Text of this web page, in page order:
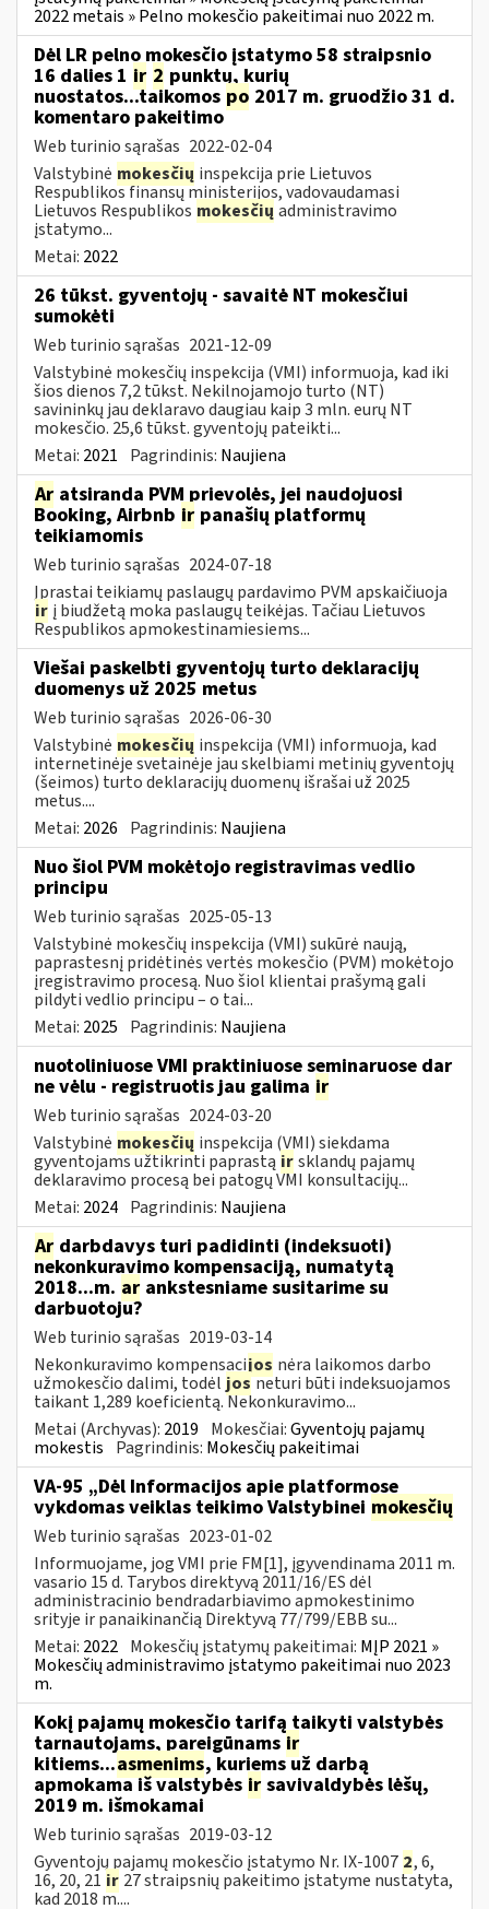
2022 metais » Pelno mokesčio pakeitimai nuo 2022 m.
Dėl LR pelno mokesčio įstatymo 58 straipsnio
16 dalies 1 ir 2 punktų, kurių
nuostatos...taikomos po 2017 m. gruodžio 31 d.
komentaro pakeitimo
Web turinio sąrašas 2022-02-04
Valstybinė mokesčių inspekcija prie Lietuvos
Respublikos finansų ministerijos, vadovaudamasi
Lietuvos Respublikos mokesčių administravimo
įstatymo...
Metai: 2022
26 tūkst. gyventojų - savaitė NT mokesčiui
sumokėti
Web turinio sąrašas 2021-12-09
Valstybinė mokesčių inspekcija (VMI) informuoja, kad iki
šios dienos 7,2 tūkst. Nekilnojamojo turto (NT)
savininkų jau deklaravo daugiau kaip 3 mln. eurų NT
mokesčio. 25,6 tūkst. gyventojų pateikti...
Metai: 2021 Pagrindinis: Naujiena
Ar atsiranda PVM prievolės, jei naudojuosi
Booking, Airbnb ir panašių platformų
teikiamomis
Web turinio sąrašas 2024-07-18
Įprastai teikiamų paslaugų pardavimo PVM apskaičiuoja
ir į biudžetą moka paslaugų teikėjas. Tačiau Lietuvos
Respublikos apmokestinamiesiems...
Viešai paskelbti gyventojų turto deklaracijų
duomenys už 2025 metus
Web turinio sąrašas 2026-06-30
Valstybinė mokesčių inspekcija (VMI) informuoja, kad
internetinėje svetainėje jau skelbiami metinių gyventojų
(šeimos) turto deklaracijų duomenų išrašai už 2025
metus....
Metai: 2026 Pagrindinis: Naujiena
Nuo šiol PVM mokėtojo registravimas vedlio
principu
Web turinio sąrašas 2025-05-13
Valstybinė mokesčių inspekcija (VMI) sukūrė naują,
paprastesnį pridėtinės vertės mokesčio (PVM) mokėtojo
įregistravimo procesą. Nuo šiol klientai prašymą gali
pildyti vedlio principu – o tai...
Metai: 2025 Pagrindinis: Naujiena
nuotoliniuose VMI praktiniuose seminaruose dar
ne vėlu - registruotis jau galima ir
Web turinio sąrašas 2024-03-20
Valstybinė mokesčių inspekcija (VMI) siekdama
gyventojams užtikrinti paprastą irsklandų pajamų
deklaravimo procesą bei patogų VMI konsultacijų...
Metai: 2024 Pagrindinis: Naujiena
Ar darbdavys turi padidinti (indeksuoti)
nekonkuravimo kompensaciją, numatytą
2018...m. ar ankstesniame susitarime su
darbuotoju?
Web turinio sąrašas 2019-03-14
Nekonkuravimo kompensacijos nėra laikomos darbo
užmokesčio dalimi, todėl josneturi būti indeksuojamos
taikant 1,289 koeficientą. Nekonkuravimo...
Metai (Archyvas): 2019 Mokesčiai:Gyventojų pajamų
mokestis Pagrindinis: Mokesčių pakeitimai
VA-95 „Dėl Informacijos apie platformose
vykdomas veiklas teikimo Valstybinei mokesčių
Web turinio sąrašas 2023-01-02
Informuojame, jog VMI prie FM[1], įgyvendinama 2011 m.
vasario 15 d. Tarybos direktyvą 2011/16/ES dėl
administracinio bendradarbiavimo apmokestinimo
srityje ir panaikinančią Direktyvą 77/799/EBB su...
Metai: 2022 Mokesčių įstatymų pakeitimai: MĮP 2021 »
Mokesčių administravimo įstatymo pakeitimai nuo 2023
m.
Kokį pajamų mokesčio tarifą taikyti valstybės
tarnautojams, pareigūnams ir
kitiems...asmenims, kuriems už darbą
apmokama iš valstybės ir savivaldybės lėšų,
2019 m. išmokamai
Web turinio sąrašas 2019-03-12
Gyventojų pajamų mokesčio įstatymo Nr. IX-1007 2, 6,
16, 20, 21 ir 27 straipsnių pakeitimo įstatyme nustatyta,
kad 2018 m....